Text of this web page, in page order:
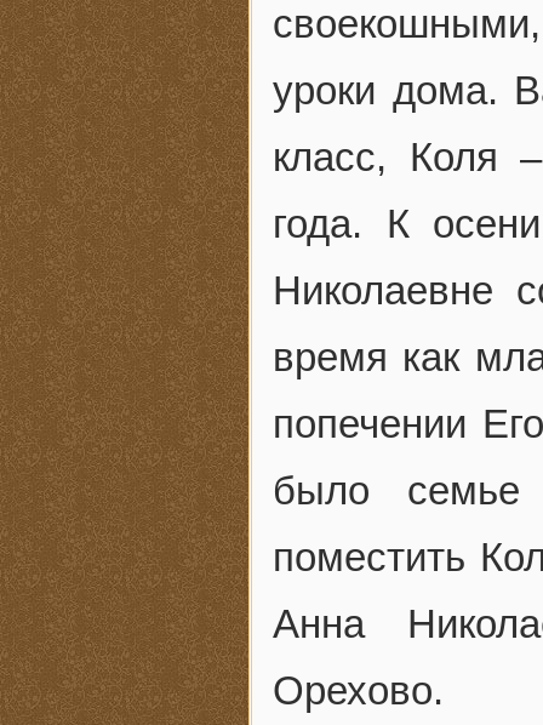
уроки дома.
класс, Коля
года. К
Николаевне
время как
попечении
было семье
поместить
Анна
Орехово.